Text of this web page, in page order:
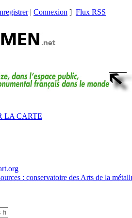
| Connexion ] Flux RSS
LA CARTE
: conservatoire des Arts de la